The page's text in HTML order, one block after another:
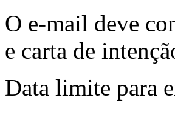
O e-mail deve
e carta de
Data limite para